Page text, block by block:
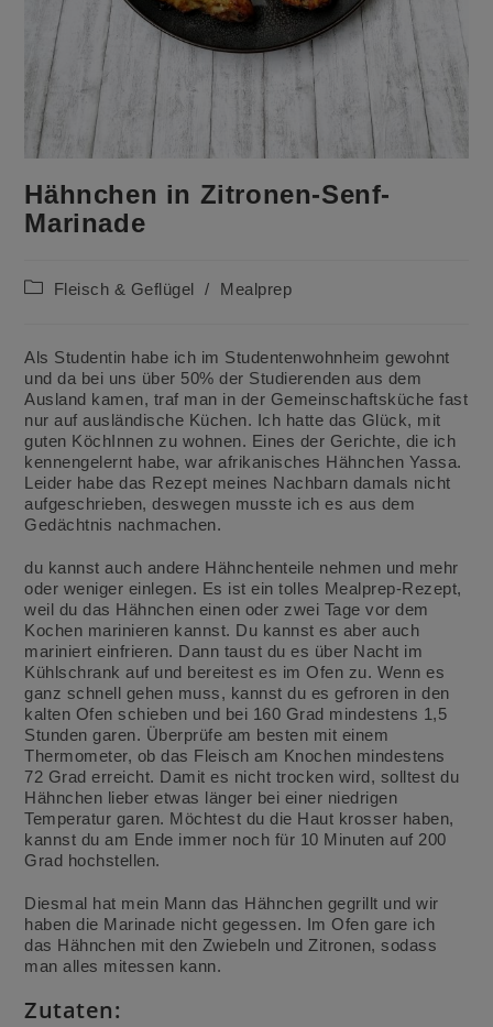
Hähnchen in Zitronen-Senf-
Marinade
Beitrags-Fleisch & Geflügel / Mealprep
Als Studentin habe ich im Studentenwohnheim gewohnt
und da bei uns über 50% der Studierenden aus dem
Ausland kamen, traf man in der Gemeinschaftsküche fast
nur auf ausländische Küchen. Ich hatte das Glück, mit
guten KöchInnen zu wohnen. Eines der Gerichte, die ich
kennengelernt habe, war afrikanisches Hähnchen Yassa.
Leider habe das Rezept meines Nachbarn damals nicht
aufgeschrieben, deswegen musste ich es aus dem
Gedächtnis nachmachen.
du kannst auch andere Hähnchenteile nehmen und mehr
oder weniger einlegen. Es ist ein tolles Mealprep-Rezept,
weil du das Hähnchen einen oder zwei Tage vor dem
Kochen marinieren kannst. Du kannst es aber auch
mariniert einfrieren. Dann taust du es über Nacht im
Kühlschrank auf und bereitest es im Ofen zu. Wenn es
ganz schnell gehen muss, kannst du es gefroren in den
kalten Ofen schieben und bei 160 Grad mindestens 1,5
Stunden garen. Überprüfe am besten mit einem
Thermometer, ob das Fleisch am Knochen mindestens
72 Grad erreicht. Damit es nicht trocken wird, solltest du
Hähnchen lieber etwas länger bei einer niedrigen
Temperatur garen. Möchtest du die Haut krosser haben,
kannst du am Ende immer noch für 10 Minuten auf 200
Grad hochstellen.
Diesmal hat mein Mann das Hähnchen gegrillt und wir
haben die Marinade nicht gegessen. Im Ofen gare ich
das Hähnchen mit den Zwiebeln und Zitronen, sodass
man alles mitessen kann.
Zutaten: